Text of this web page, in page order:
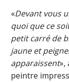
«Devant vous
quoi que ce
petit carré de
jaune et
apparaissent»,
peintre